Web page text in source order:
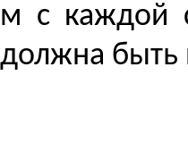
м с каждой
должна быть